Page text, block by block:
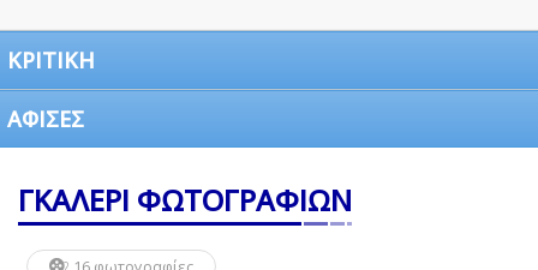
ΚΡΙΤΙΚΗ
ΑΦΙΣΕΣ
ΓΚΑΛΕΡΙ ΦΩΤΟΓΡΑΦΙΩΝ